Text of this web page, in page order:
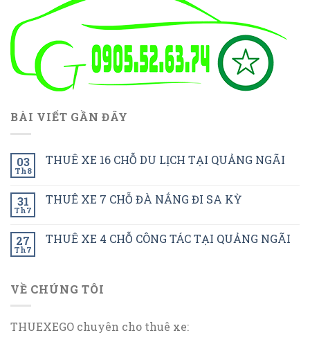
BÀI VIẾT GẦN ĐÂY
03
Th8
THUÊ XE 16 CHỖ DU LỊCH TẠI QUẢNG NGÃI
31
Th7
THUÊ XE 7 CHỖ ĐÀ NẮNG ĐI SA KỲ
27
Th7
THUÊ XE 4 CHỖ CÔNG TÁC TẠI QUẢNG NGÃI
VỀ CHÚNG TÔI
THUEXEGO chuyên cho thuê xe: